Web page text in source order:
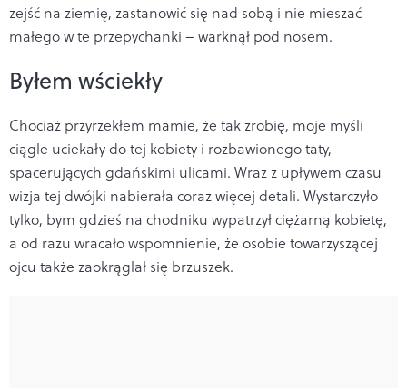
zejść na ziemię, zastanowić się nad sobą i nie mieszać
małego w te przepychanki – warknął pod nosem.
Byłem wściekły
Chociaż przyrzekłem mamie, że tak zrobię, moje myśli
ciągle uciekały do tej kobiety i rozbawionego taty,
spacerujących gdańskimi ulicami. Wraz z upływem czasu
wizja tej dwójki nabierała coraz więcej detali. Wystarczyło
tylko, bym gdzieś na chodniku wypatrzył ciężarną kobietę,
a od razu wracało wspomnienie, że osobie towarzyszącej
ojcu także zaokrąglał się brzuszek.